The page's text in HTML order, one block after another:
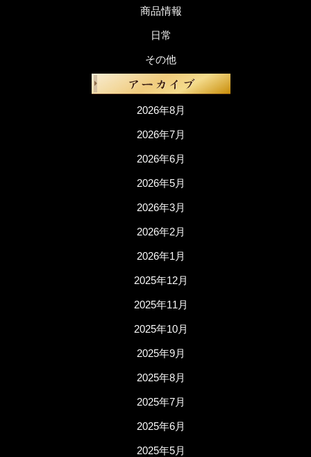
商品情報
日常
その他
2026年8月
2026年7月
2026年6月
2026年5月
2026年3月
2026年2月
2026年1月
2025年12月
2025年11月
2025年10月
2025年9月
2025年8月
2025年7月
2025年6月
2025年5月